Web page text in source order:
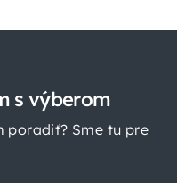
s výberom
poradiť? Sme tu pre